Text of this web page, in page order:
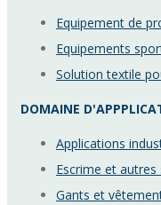
Equipement de
Equipements
Solution textile
DOMAINE
Applications
Escrime et autres
Gants et